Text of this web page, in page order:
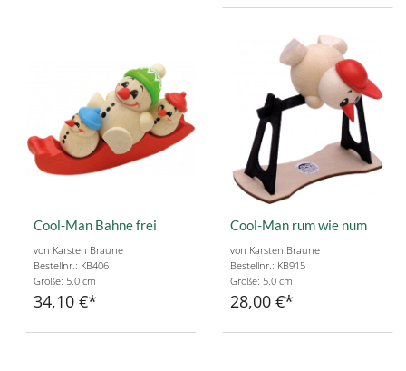
Cool-Man Bahne frei
von Karsten Braune
Bestellnr.: KB406
Größe: 5.0 cm
34,10 €
Cool-Man rum wie num
von Karsten Braune
Bestellnr.: KB915
Größe: 5.0 cm
28,00 €